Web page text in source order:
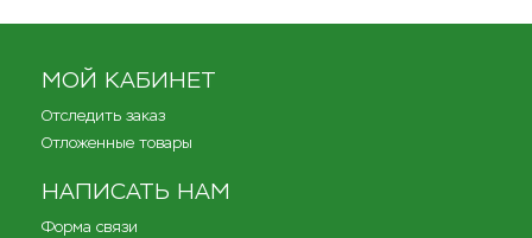
МОЙ КАБИНЕТ
Отследить заказ
Отложенные товары
НАПИСАТЬ НАМ
Форма связи